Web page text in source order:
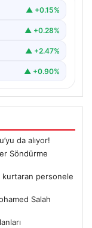
yangını,▲ +0.15%
▲ +0.28%
▲ +2.47%
▲ +0.90%
da alıyor!
Söndürme
kurtaran personele
Salah